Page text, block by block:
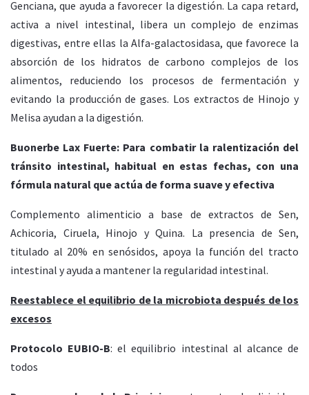
Genciana, que ayuda a favorecer la digestión. La capa retard,
activa a nivel intestinal, libera un complejo de enzimas
digestivas, entre ellas la Alfa-galactosidasa, que favorece la
absorción de los hidratos de carbono complejos de los
alimentos, reduciendo los procesos de fermentación y
evitando la producción de gases. Los extractos de Hinojo y
Melisa ayudan a la digestión.
Buonerbe Lax Fuerte: Para combatir la ralentización del
tránsito intestinal, habitual en estas fechas, con una
fórmula natural que actúa de forma suave y efectiva
Complemento alimenticio a base de extractos de Sen,
Achicoria, Ciruela, Hinojo y Quina. La presencia de Sen,
titulado al 20% en senósidos, apoya la función del tracto
intestinal y ayuda a mantener la regularidad intestinal.
Reestablece el equilibrio de la microbiota después de los
excesos
Protocolo EUBIO-B: el equilibrio intestinal al alcance de
todos